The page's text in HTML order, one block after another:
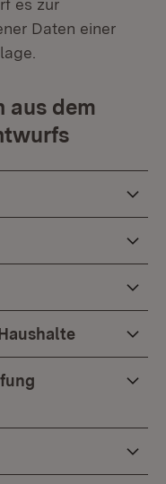
es zur
Daten einer
aus dem